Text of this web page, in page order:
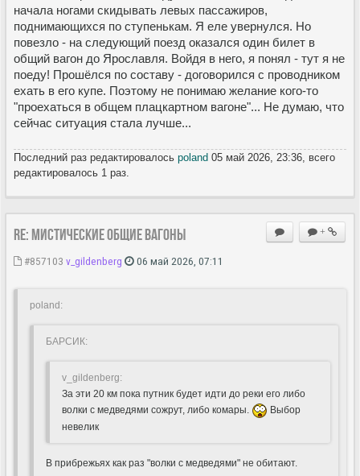
начала ногами скидывать левых пассажиров,
поднимающихся по ступенькам. Я еле увернулся. Но
повезло - на следующий поезд оказался один билет в
общий вагон до Ярославля. Войдя в него, я понял - тут я не
поеду! Прошёлся по составу - договорился с проводником
ехать в его купе. Поэтому не понимаю желание кого-то
"проехаться в общем плацкартном вагоне"... Не думаю, что
сейчас ситуация стала лучше...
Последний раз редактировалось poland 05 май 2026, 23:36, всего
редактировалось 1 раз.
+
Re: Мистические ОБЩИЕ вагоны
#857103 v_gildenberg 06 май 2026, 07:11
poland:
БАРСИК:
v_gildenberg:
За эти 20 км пока путник будет идти до реки его либо
волки с медведями сожрут, либо комары.
Выбор
невелик
В прибрежьях как раз "волки с медведями" не обитают.